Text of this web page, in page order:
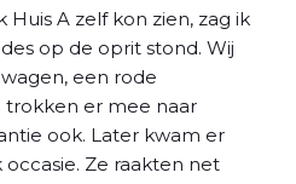
Huis A zelf kon zien, zag ik
op de oprit stond. Wij
een rode
trokken er mee naar
ook. Later kwam er
Ze raakten net